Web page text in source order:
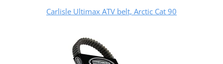
Carlisle Ultimax ATV belt, Arctic Cat 90